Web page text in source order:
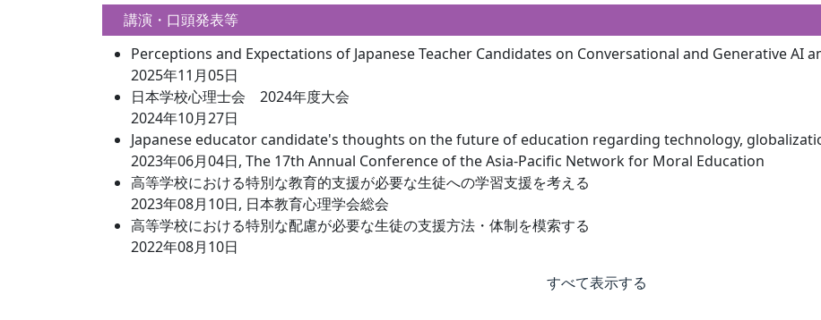
講演・口頭発表等
Perceptions and Expectations of Japanese Teacher Candidates on Conversational and Generative AI
2025年11月05日
日本学校心理士会 2024年度大会
2024年10月27日
Japanese educator candidate's thoughts on the future of education regarding technology,
2023年06月04日, The 17th Annual Conference of the Asia-Pacific Network for Moral Education
高等学校における特別な教育的支援が必要な生徒への学習支援を考える
2023年08月10日, 日本教育心理学会総会
高等学校における特別な配慮が必要な生徒の支援方法・体制を模索する
2022年08月10日
すべて表示する